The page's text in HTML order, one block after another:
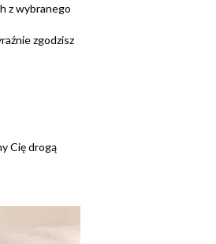
z wybranego
zgodzisz
Cię drogą